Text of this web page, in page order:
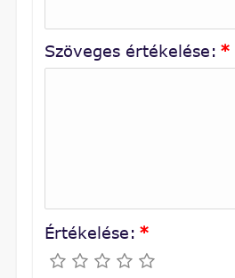
Szöveges értékelése: *
Értékelése: *